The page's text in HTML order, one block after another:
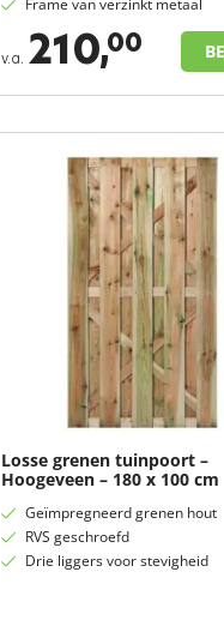
Frame van verzinkt metaal
v.a. 210,00
Losse grenen tuinpoort –
Hoogeveen – 180 x 100 cm
Geïmpregneerd grenen hout
RVS geschroefd
Drie liggers voor stevigheid